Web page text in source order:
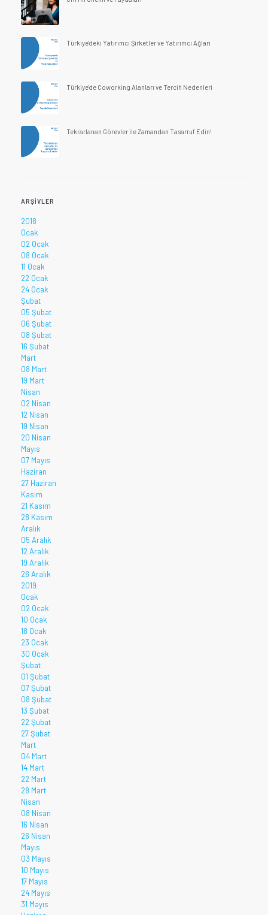
Türkiye'deki Yatırımcı Şirketler ve Yatırımcı Ağları
Türkiye'de Coworking Alanları ve Tercih Nedenleri
Tekrarlanan Görevler ile Zamandan Tasarruf Edin!
ARŞIVLER
2018
Ocak
02 Ocak
08 Ocak
11 Ocak
22 Ocak
24 Ocak
Şubat
05 Şubat
06 Şubat
08 Şubat
16 Şubat
Mart
08 Mart
19 Mart
Nisan
02 Nisan
12 Nisan
19 Nisan
20 Nisan
Mayıs
07 Mayıs
Haziran
27 Haziran
Kasım
21 Kasım
28 Kasım
Aralık
05 Aralık
12 Aralık
19 Aralık
26 Aralık
2019
Ocak
02 Ocak
10 Ocak
18 Ocak
23 Ocak
30 Ocak
Şubat
01 Şubat
07 Şubat
08 Şubat
13 Şubat
22 Şubat
27 Şubat
Mart
04 Mart
14 Mart
22 Mart
28 Mart
Nisan
08 Nisan
16 Nisan
26 Nisan
Mayıs
03 Mayıs
10 Mayıs
17 Mayıs
24 Mayıs
31 Mayıs